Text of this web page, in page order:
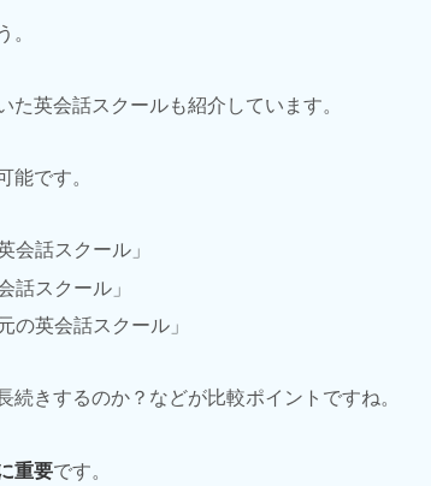
。
英会話スクールも紹介しています。
能です。
会話スクール」
話スクール」
の英会話スクール」
きするのか？などが比較ポイントですね。
重要です。